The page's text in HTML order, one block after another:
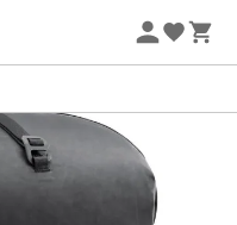
vid köp av 2 produkter*